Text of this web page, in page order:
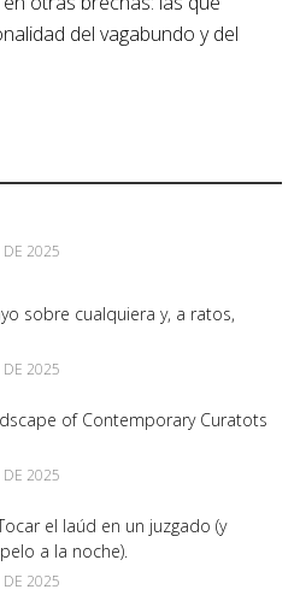
del vagabundo y del
2025
sobre cualquiera y, a ratos,
2025
of Contemporary Curatots
2025
el laúd en un juzgado (y
a la noche).
2025